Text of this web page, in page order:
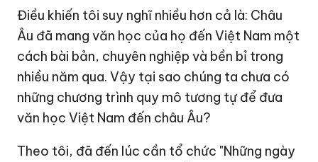
Điều khiến tôi suy nghĩ nhiều hơn cả là: Châu
Âu đã mang văn học của họ đến Việt Nam một
cách bài bản, chuyên nghiệp và bền bỉ trong
nhiều năm qua. Vậy tại sao chúng ta chưa có
những chương trình quy mô tương tự để đưa
văn học Việt Nam đến châu Âu?
Theo tôi, đã đến lúc cần tổ chức "Những ngày